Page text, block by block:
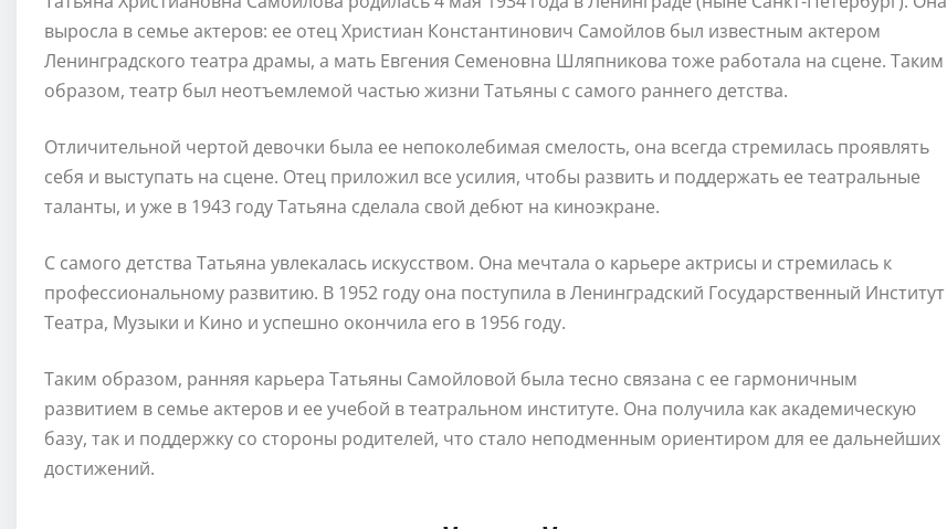
выросла в семье актеров: ее отец Христиан Константинович Самойлов был известным актером
Ленинградского театра драмы, а мать Евгения Семеновна Шляпникова тоже работала на сцене. Таким
образом, театр был неотъемлемой частью жизни Татьяны с самого раннего детства.
Отличительной чертой девочки была ее непоколебимая смелость, она всегда стремилась проявлять
себя и выступать на сцене. Отец приложил все усилия, чтобы развить и поддержать ее театральные
таланты, и уже в 1943 году Татьяна сделала свой дебют на киноэкране.
С самого детства Татьяна увлекалась искусством. Она мечтала о карьере актрисы и стремилась к
профессиональному развитию. В 1952 году она поступила в Ленинградский Государственный Институт
Театра, Музыки и Кино и успешно окончила его в 1956 году.
Таким образом, ранняя карьера Татьяны Самойловой была тесно связана с ее гармоничным
развитием в семье актеров и ее учебой в театральном институте. Она получила как академическую
базу, так и поддержку со стороны родителей, что стало неподменным ориентиром для ее дальнейших
достижений.